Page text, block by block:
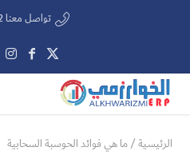
تواصل معنا 920002762
الرئيسية/ما هي فوائد الحوسبة السحابية